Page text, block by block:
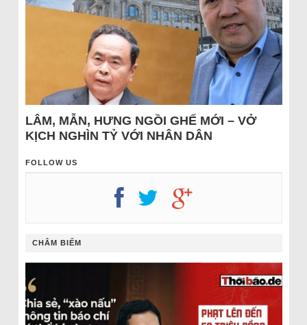
LÂM, MẪN, HƯNG NGỒI GHẾ MỚI – VỞ
KỊCH NGHÌN TỶ VỚI NHÂN DÂN
FOLLOW US
CHÂM BIẾM